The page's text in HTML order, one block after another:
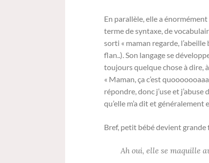
En parallèle, elle a
terme de syntaxe, de
sorti « maman regarde,
flan..). Son langage se
toujours quelque chose à dire,
« Maman, ça c’est
répondre, donc j’use et
qu’elle m’a dit et généralement
Bref, petit bébé devient grande
Ah oui, elle se maquille